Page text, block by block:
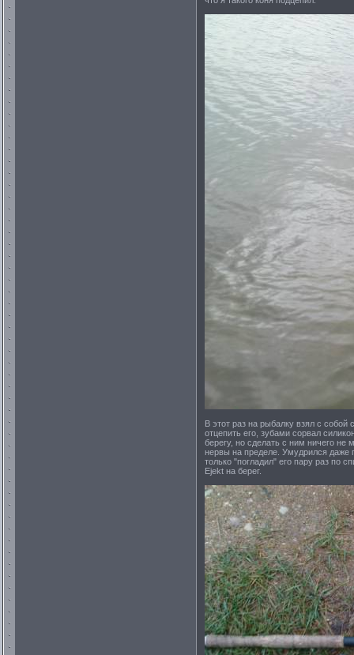
В этот раз на рыбалку взял с собой
отцепить его, зубами сорвал
берегу, но сделать с ним ничего не
нервы на пределе. Умудрился даже
только "погладил" его пару раз по
Ejekt на берег.